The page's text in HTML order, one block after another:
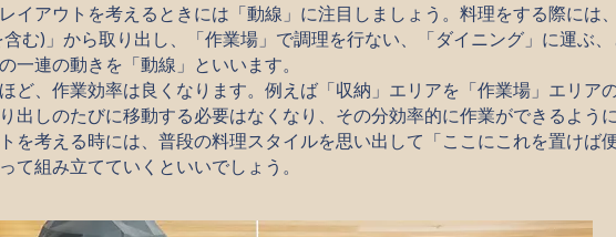
イアウトを考えるときには「動線」に注目しましょう。料理をする際には
む)」から取り出し、「作業場」で調理を行ない、「ダイニング」に運ぶ
一連の動きを「動線」といいます。
ど、作業効率は良くなります。例えば「収納」エリアを「作業場」エリア
出しのたびに移動する必要はなくなり、その分効率的に作業ができるように
を考える時には、普段の料理スタイルを思い出して「ここにこれを置けば
て組み立てていくといいでしょう。